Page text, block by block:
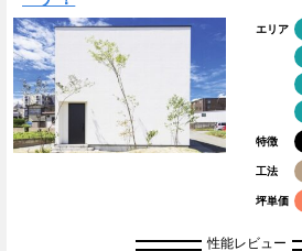
エリア
特徴
工法
坪単価
性能レビュー